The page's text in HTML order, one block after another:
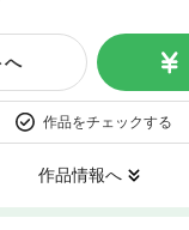
へ
作品をチェックする
作品情報へ